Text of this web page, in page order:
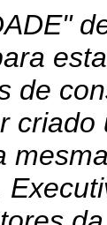
de